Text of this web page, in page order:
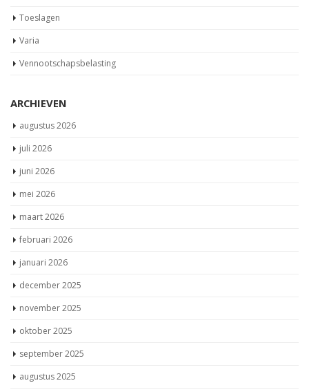
Toeslagen
Varia
Vennootschapsbelasting
ARCHIEVEN
augustus 2026
juli 2026
juni 2026
mei 2026
maart 2026
februari 2026
januari 2026
december 2025
november 2025
oktober 2025
september 2025
augustus 2025